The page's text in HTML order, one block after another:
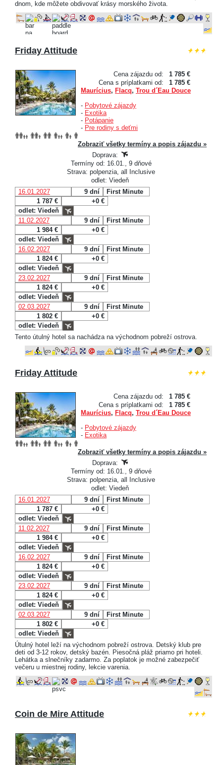
dnom, kde môžete obdivovať krásy morského života.
Friday Attitude
Cena zájazdu od:
1 785 €
Cena s príplatkami od:
1 785 €
Maurícius, Flacq, Trou d´Eau Douce
- Pobytové zájazdy
- Exotika
- Potápanie
- Pre rodiny s deťmi
Zobraziť všetky termíny a popis zájazdu »
Doprava:
Termíny od: 16.01., 9 dňové
Strava: polpenzia, all Inclusive
odlet: Viedeň
16.01.2027
9 dní
First Minute
1 787 €
+0 €
odlet: Viedeň
11.02.2027
9 dní
First Minute
1 984 €
+0 €
odlet: Viedeň
16.02.2027
9 dní
First Minute
1 824 €
+0 €
odlet: Viedeň
23.02.2027
9 dní
First Minute
1 824 €
+0 €
odlet: Viedeň
02.03.2027
9 dní
First Minute
1 802 €
+0 €
odlet: Viedeň
Tento útulný hotel sa nachádza na východnom pobreží ostrova.
Friday Attitude
Cena zájazdu od:
1 785 €
Cena s príplatkami od:
1 785 €
Maurícius, Flacq, Trou d´Eau Douce
- Pobytové zájazdy
- Exotika
Zobraziť všetky termíny a popis zájazdu »
Doprava:
Termíny od: 16.01., 9 dňové
Strava: polpenzia, all Inclusive
odlet: Viedeň
16.01.2027
9 dní
First Minute
1 787 €
+0 €
odlet: Viedeň
11.02.2027
9 dní
First Minute
1 984 €
+0 €
odlet: Viedeň
16.02.2027
9 dní
First Minute
1 824 €
+0 €
odlet: Viedeň
23.02.2027
9 dní
First Minute
1 824 €
+0 €
odlet: Viedeň
02.03.2027
9 dní
First Minute
1 802 €
+0 €
odlet: Viedeň
Útulný hotel leží na východnom pobreží ostrova. Detský klub pre
deti od 3-12 rokov, detský bazén. Piesočná pláž priamo pri hoteli.
Lehátka a slnečníky zadarmo. Za poplatok je možné zabezpečiť
večeru u miestnej rodiny, lekcie varenia.
Coin de Mire Attitude